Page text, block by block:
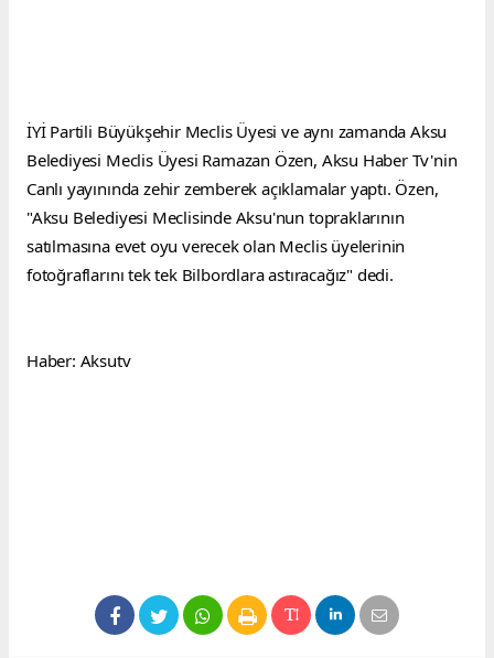
İYİ Partili Büyükşehir Meclis Üyesi ve aynı zamanda Aksu
Belediyesi Meclis Üyesi Ramazan Özen, Aksu Haber Tv'nin
Canlı yayınında zehir zemberek açıklamalar yaptı. Özen,
"Aksu Belediyesi Meclisinde Aksu'nun topraklarının
satılmasına evet oyu verecek olan Meclis üyelerinin
fotoğraflarını tek tek Bilbordlara astıracağız" dedi.
Haber: Aksutv